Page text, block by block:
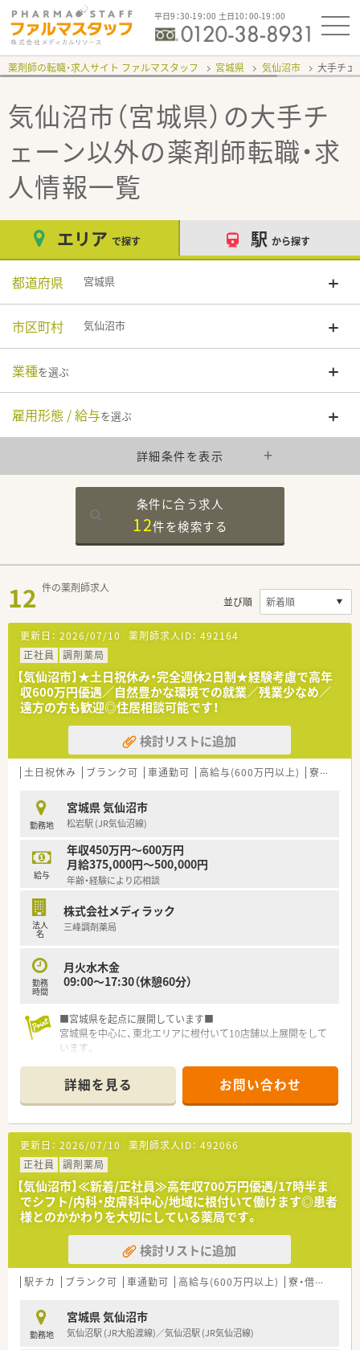
平日9：30-19：00 土日10：00-19：00
薬剤師の転職・求人サイト ファルマスタッフ 宮城県 気仙沼市 大手チェ
気仙沼市（宮城県）の大手チ
ェーン以外の薬剤師転職・求
人情報一覧
エリア で探す 駅 から探す
都道府県 宮城県
市区町村 気仙沼市
業種を選ぶ
雇用形態 / 給与を選ぶ
詳細条件を表示
条件に合う求人
12件を検索する
12 件の薬剤師求人
並び順
更新日： 2026/07/10 薬剤師求人ID： 492164
正社員
調剤薬局
【気仙沼市】★土日祝休み・完全週休2日制★経験考慮で高年
収600万円優遇／自然豊かな環境での就業／残業少なめ／
遠方の方も歓迎◎住居相談可能です！
検討リストに追加
土日祝休み ブランク可 車通勤可 高給与(600万円以上) 寮・借上社宅あり
勤務地
宮城県 気仙沼市
松岩駅 (JR気仙沼線)
給与
年収450万円～600万円
月給375,000円～500,000円
年齢・経験により応相談
法人
名
株式会社メディラック
三峰調剤薬局
勤務
時間
月火水木金
09:00～17:30（休憩60分）
■宮城県を起点に展開しています■
宮城県を中心に、東北エリアに根付いて10店舗以上展開をして
います。
です。
調剤薬局の運営にとどまらず、福祉・介護事業にも参入してお
り、会社としての安定感もございます。
■地域社会に根差した調剤薬局■
このモットーを掲げ、より多くの時間をご利用いただく皆様に費
やせるよう、服薬指導・在宅医療に力を入れています。
そのため、最新機器の導入を積極的に行い、薬物事故防止はもち
ろん、業務効率化を図っております。
■薬局紹介■
自然が多い地域にある薬局です！
門前の病院は内科、精神科、神経科を応需しているため、この3科
目がメイン科目になります。
地元の方々のご利用が多く、「なんでも相談できる、かかりつけ
います。
平日のみの開局、17時30分の終業で残業時間も少なめですので
仕事とプライベートの両立も◎
詳細を見る お問い合わせ
更新日： 2026/07/10 薬剤師求人ID： 492066
正社員
調剤薬局
【気仙沼市】≪新着/正社員≫高年収700万円優遇/17時半ま
でシフト/内科・皮膚科中心/地域に根付いて働けます◎患者
様とのかかわりを大切にしている薬局です。
検討リストに追加
駅チカ ブランク可 車通勤可 高給与(600万円以上) 寮・借上社宅あり
勤務地
宮城県 気仙沼市
気仙沼駅 (JR大船渡線)／気仙沼駅 (JR気仙沼線)